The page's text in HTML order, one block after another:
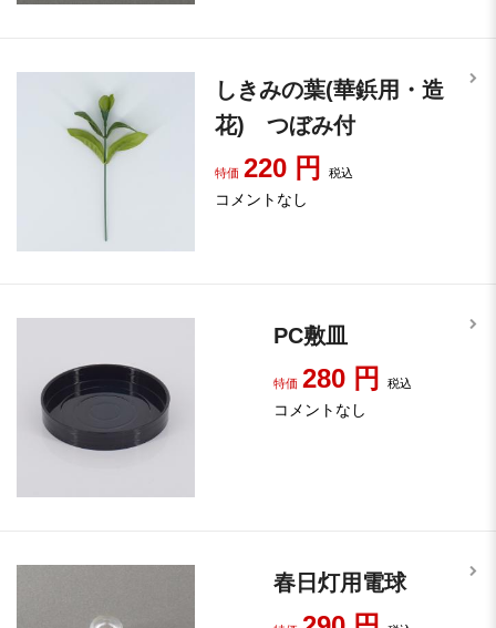
しきみの葉(華鋲用・造
花) つぼみ付
特価 220 円税込
コメントなし
PC敷皿
特価 280 円 税込
コメントなし
春日灯用電球